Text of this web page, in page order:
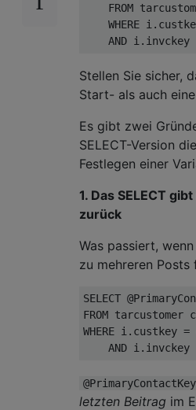
FROM
WHERE
AND
Stellen Sie sicher,
Start- als auch
Es gibt zwei
SELECT-Version
Festlegen einer
1. Das SELECT
zurück
Was passiert,
zu mehreren Posts
SELECT
FROM
WHERE i.custkey =
AND
@PrimaryContactKey
letzten Beitrag im